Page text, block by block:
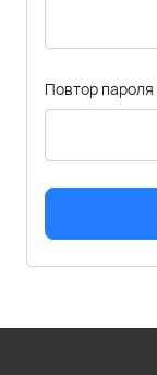
Повтор пароля